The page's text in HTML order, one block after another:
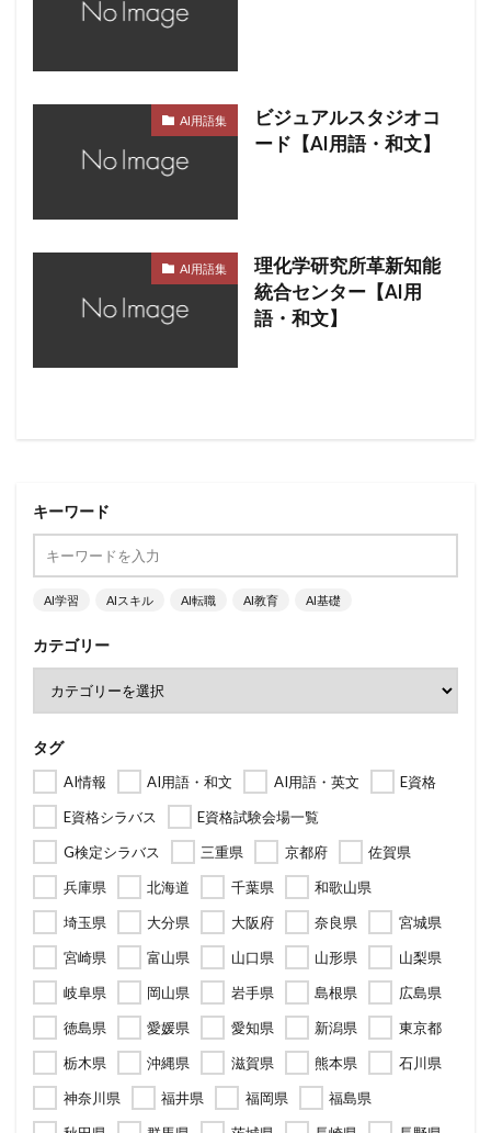
AI用語集
ビジュアルスタジオコ
ード【AI用語・和文】
AI用語集
理化学研究所革新知能
統合センター【AI用
語・和文】
キーワード
AI学習 AIスキル AI転職 AI教育 AI基礎
カテゴリー
タグ
AI情報 AI用語・和文 AI用語・英文
E資格
E資格シラバス
E資格試験会場一覧
G検定シラバス
三重県 京都府
佐賀県
兵庫県
北海道 千葉県
和歌山県
埼玉県
大分県 大阪府 奈良県
宮城県
宮崎県
富山県 山口県 山形県
山梨県
岐阜県
岡山県 岩手県 島根県
広島県
徳島県
愛媛県 愛知県 新潟県
東京都
栃木県
沖縄県 滋賀県 熊本県
石川県
神奈川県
福井県 福岡県
福島県